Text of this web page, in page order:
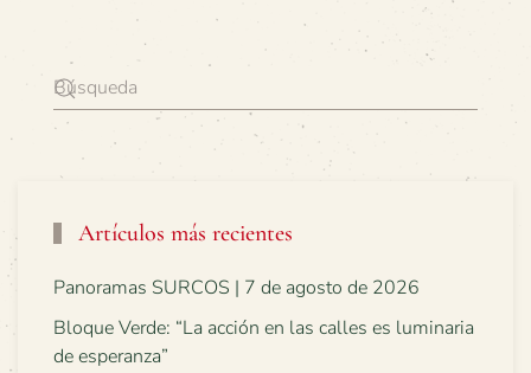
Artículos más recientes
Panoramas SURCOS | 7 de agosto de 2026
Bloque Verde: “La acción en las calles es luminaria
de esperanza”